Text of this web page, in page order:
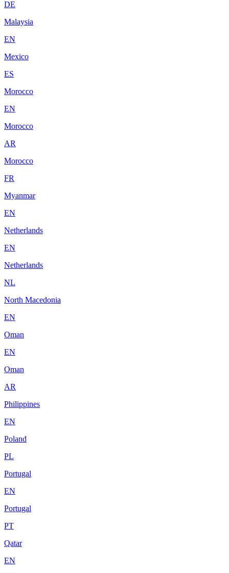
DE
Malaysia
EN
Mexico
ES
Morocco
EN
Morocco
AR
Morocco
FR
Myanmar
EN
Netherlands
EN
Netherlands
NL
North Macedonia
EN
Oman
EN
Oman
AR
Philippines
EN
Poland
PL
Portugal
EN
Portugal
PT
Qatar
EN